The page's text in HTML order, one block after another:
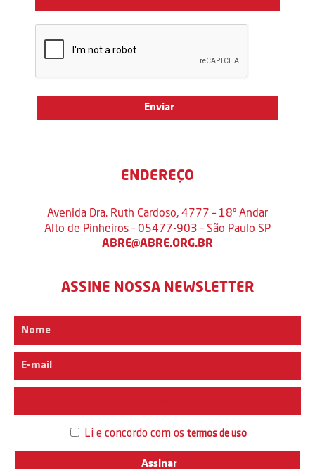
ENDEREÇO
Avenida Dra. Ruth Cardoso, 4777 – 18º Andar
Alto de Pinheiros – 05477-903 – São Paulo SP
ABRE@ABRE.ORG.BR
ASSINE NOSSA NEWSLETTER
Li e concordo com os termos de uso